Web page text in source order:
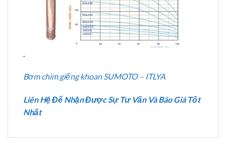
Bơm chìm giếng khoan SUMOTO – ITLYA
Liên Hệ Để Nhận Được Sự Tư Vấn Và Báo Giá Tốt
Nhất